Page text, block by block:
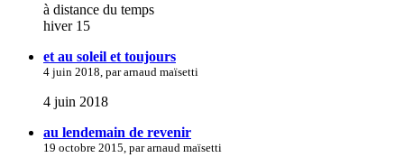
à distance du temps
hiver 15
et au soleil et toujours
4 juin 2018, par arnaud maïsetti
4 juin 2018
au lendemain de revenir
19 octobre 2015, par arnaud maïsetti